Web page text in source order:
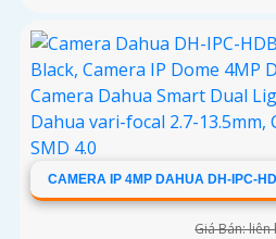
CAMERA IP 4MP DAHUA DH-IPC-
Giá Bán: liên